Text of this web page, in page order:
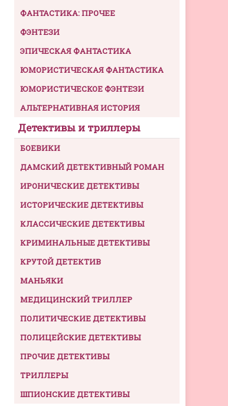
ФАНТАСТИКА: ПРОЧЕЕ
ФЭНТЕЗИ
ЭПИЧЕСКАЯ ФАНТАСТИКА
ЮМОРИСТИЧЕСКАЯ ФАНТАСТИКА
ЮМОРИСТИЧЕСКОЕ ФЭНТЕЗИ
АЛЬТЕРНАТИВНАЯ ИСТОРИЯ
Детективы и триллеры
БОЕВИКИ
ДАМСКИЙ ДЕТЕКТИВНЫЙ РОМАН
ИРОНИЧЕСКИЕ ДЕТЕКТИВЫ
ИСТОРИЧЕСКИЕ ДЕТЕКТИВЫ
КЛАССИЧЕСКИЕ ДЕТЕКТИВЫ
КРИМИНАЛЬНЫЕ ДЕТЕКТИВЫ
КРУТОЙ ДЕТЕКТИВ
МАНЬЯКИ
МЕДИЦИНСКИЙ ТРИЛЛЕР
ПОЛИТИЧЕСКИЕ ДЕТЕКТИВЫ
ПОЛИЦЕЙСКИЕ ДЕТЕКТИВЫ
ПРОЧИЕ ДЕТЕКТИВЫ
ТРИЛЛЕРЫ
ШПИОНСКИЕ ДЕТЕКТИВЫ